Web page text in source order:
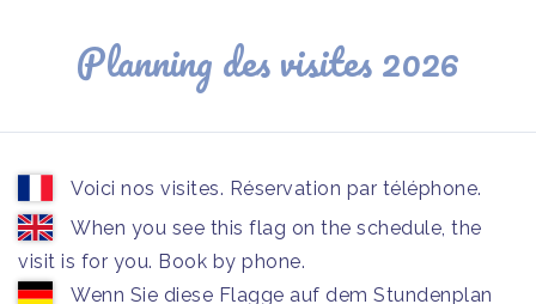
Planning des visites 2026
Voici nos visites. Réservation par téléphone.
When you see this flag on the schedule, the
visit is for you. Book by phone.
Wenn Sie diese Flagge auf dem Stundenplan